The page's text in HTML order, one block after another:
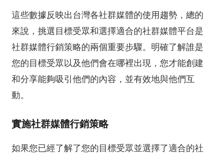
這些數據反映出台灣各社群媒體的使用趨勢，總的
來說，挑選目標受眾和選擇適合的社群媒體平台是
社群媒體行銷策略的兩個重要步驟。明確了解誰是
您的目標受眾以及他們會在哪裡出現，您才能創建
和分享能夠吸引他們的內容，並有效地與他們互
動。
實施社群媒體行銷策略
如果您已經了解了您的目標受眾並選擇了適合的社